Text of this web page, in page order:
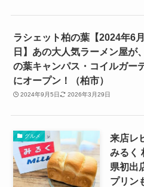
ラシェット柏の葉【2024年6
日】あの大人気ラーメン屋が
の葉キャンパス・コイルガー
にオープン！（柏市）
2024年9月5日 2026年3月29日
グルメ
来店レ
みるく
県初出
プリン